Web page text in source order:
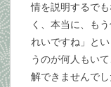
情を説明するで
く、本当に、も
れいですね」と
うのが何人もい
解できませんでし